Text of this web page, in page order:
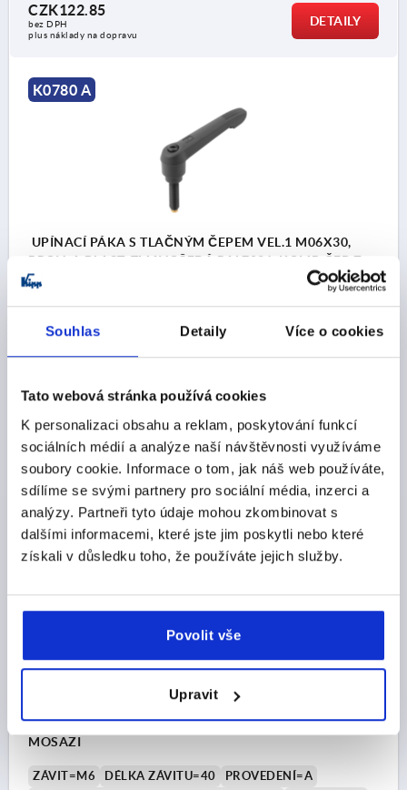
Souhlas Detaily Více o cookies
Tato webová stránka používá cookies
K personalizaci obsahu a reklam, poskytování funkcí
sociálních médií a analýze naší návštěvnosti využíváme
soubory cookie. Informace o tom, jak náš web používáte,
sdílíme se svými partnery pro sociální média, inzerci a
analýzy. Partneři tyto údaje mohou zkombinovat s
dalšími informacemi, které jste jim poskytli nebo které
získali v důsledku toho, že používáte jejich služby.
Povolit vše
Upravit
CZK122.85
bez DPH
plus náklady na dopravu
DETAILY
K0780 A
UPÍNACÍ PÁKA S TLAČNÝM ČEPEM VEL.1 M06X30,
PROV.:A PLAST, TMAVOŠEDÁ RAL7021, KOMP:ČEP Z
MOSAZI
MATERIÁL KOMPONENTY=ČEP Z MOSAZI
VELIKOST=1
D=10
D1=13 D2=14,5 D3=4 H=24,5 H1=4
H2=15
A1=47
B=7,5 POČET ZUBŮ =16
Objednací číslo:K0780.11061X30
CZK122.85
bez DPH
plus náklady na dopravu
DETAILY
K0780 A
UPÍNACÍ PÁKA S TLAČNÝM ČEPEM VEL.1 M06X40,
PROV.:A PLAST, TMAVOŠEDÁ RAL7021, KOMP:ČEP Z
MOSAZI
ZÁVIT=M6 DÉLKA ZÁVITU=40
PROVEDENÍ=A